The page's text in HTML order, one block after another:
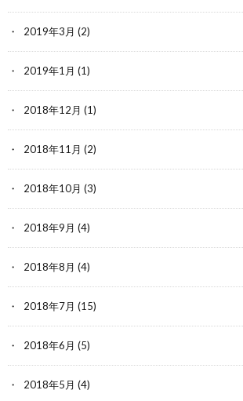
2019年3月 (2)
2019年1月 (1)
2018年12月 (1)
2018年11月 (2)
2018年10月 (3)
2018年9月 (4)
2018年8月 (4)
2018年7月 (15)
2018年6月 (5)
2018年5月 (4)